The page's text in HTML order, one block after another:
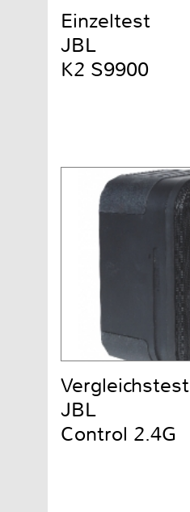
Einzeltest
JBL
K2 S9900
Vergleichstest
JBL
Control 2.4G